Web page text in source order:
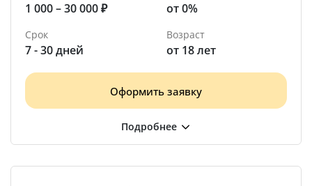
1 000 – 30 000 ₽ от 0%
Срок
7 - 30 дней
Возраст
от 18 лет
Оформить заявку